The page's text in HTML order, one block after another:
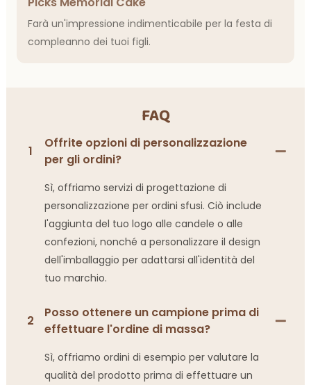
Farà un'impressione indimenticabile per la festa di
compleanno dei tuoi figli.
FAQ
1
Offrite opzioni di personalizzazione
per gli ordini?
Sì, offriamo servizi di progettazione di
personalizzazione per ordini sfusi. Ciò include
l'aggiunta del tuo logo alle candele o alle
confezioni, nonché a personalizzare il design
dell'imballaggio per adattarsi all'identità del
tuo marchio.
2
Posso ottenere un campione prima di
effettuare l'ordine di massa?
Sì, offriamo ordini di esempio per valutare la
qualità del prodotto prima di effettuare un